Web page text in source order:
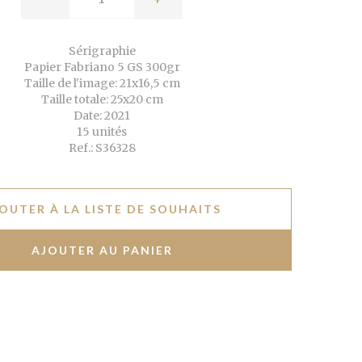
Sérigraphie
Papier Fabriano 5 GS 300gr
Taille de l'image: 21x16,5 cm
Taille totale: 25x20 cm
Date: 2021
15 unités
Ref.: S36328
À LA LISTE DE SOUHAITS